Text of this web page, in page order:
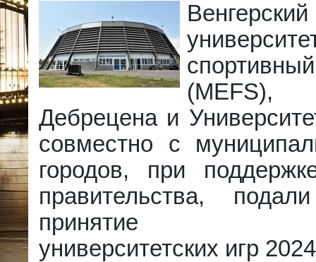
Венгерский
(MEFS),
Дебрецена и
совместно с
городов, при
правительства,
принятие
университетских игр